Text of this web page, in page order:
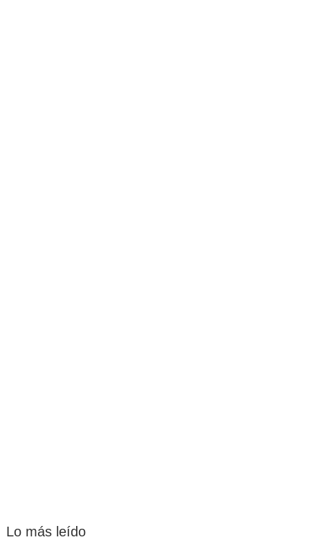
Lo más leído